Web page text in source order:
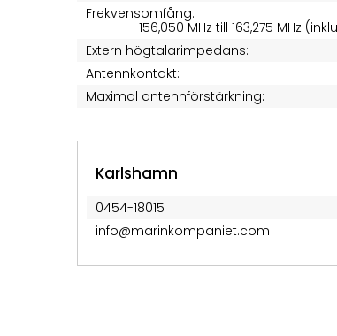
Frekvensomfång:
156,050 MHz till 163,275 MHz
Extern högtalarimpedans:
Antennkontakt:
Maximal antennförstärkning:
Karlshamn
0454-18015
info@marinkompaniet.com